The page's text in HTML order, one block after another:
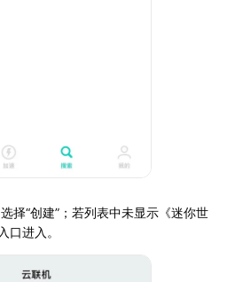
择“创建”；若列表中未显示《迷你世
口进入。